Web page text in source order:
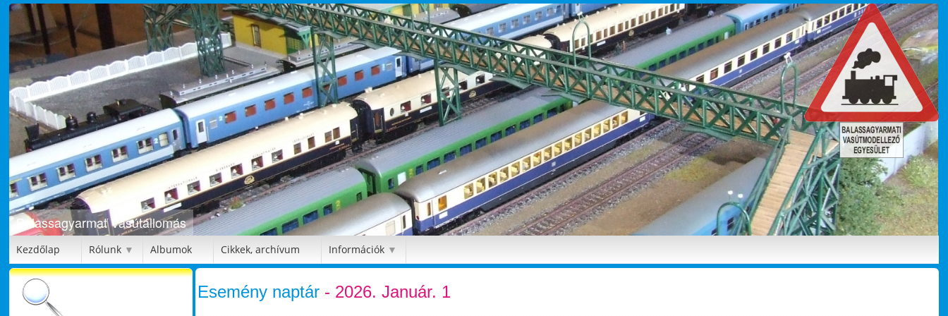
Balassagyarmat Vasútállomás
Bütykölde
Kezdőlap Rólunk ▼ Albumok Cikkek, archívum Információk ▼
Esemény naptár - 2026. Január. 1